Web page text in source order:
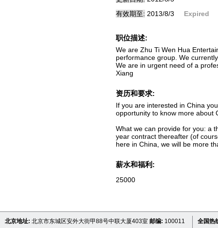
有效期至: 2013/8/3 Expired
职位描述:
We are Zhu Ti Wen Hua
performance group. We
We are in urgent need of a
Xiang
资历和要求:
If you are interested in China
opportunity to know more about
What we can provide for you: a
year contract thereafter (of
here in China, we will be more
薪水和福利:
25000
北京地址: 北京市东城区安外大街甲88号中联大厦403室 邮编: 100011
全国热